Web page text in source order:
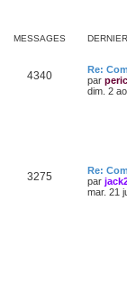
MESSAGES
4340
Re:
par
dim. 2
3275
Re:
par
mar. 21